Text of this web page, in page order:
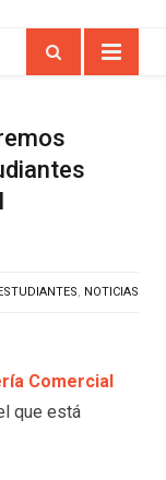
, NOTICIAS
Comercial
que está